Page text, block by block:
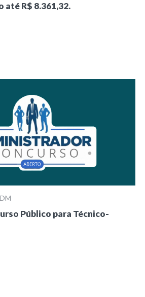
até R$ 8.361,32.
Público para Técnico-